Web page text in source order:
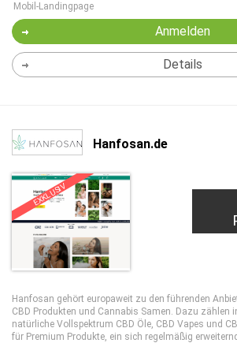
Mobil-Landingpage
Anmelden
Details
Hanfosan.de
EXKLUSIV
Hanfosan gehört europaweit zu den führenden
CBD Produkten und Cannabis Samen. Dazu zählen
natürliche Vollspektrum CBD Öle, CBD Vapes und
für Premium Produkte, ein sich regelmäßig